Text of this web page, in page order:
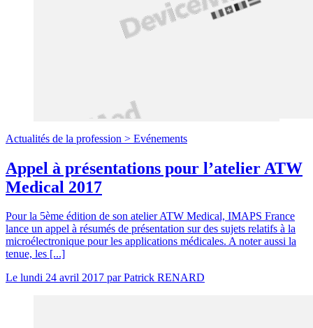
Actualités de la profession > Evénements
Appel à présentations pour l’atelier ATW
Medical 2017
Pour la 5ème édition de son atelier ATW Medical, IMAPS France
lance un appel à résumés de présentation sur des sujets relatifs à la
microélectronique pour les applications médicales. A noter aussi la
tenue, les [...]
Le lundi 24 avril 2017 parPatrick RENARD